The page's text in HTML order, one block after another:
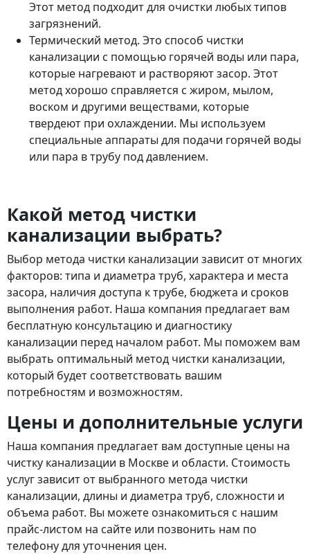
Этот метод подходит для очистки любых типов
загрязнений.
Термический метод. Это способ чистки
канализации с помощью горячей воды или пара,
которые нагревают и растворяют засор. Этот
метод хорошо справляется с жиром, мылом,
воском и другими веществами, которые
твердеют при охлаждении. Мы используем
специальные аппараты для подачи горячей воды
или пара в трубу под давлением.
Какой метод чистки
канализации выбрать?
Выбор метода чистки канализации зависит от многих
факторов: типа и диаметра труб, характера и места
засора, наличия доступа к трубе, бюджета и сроков
выполнения работ. Наша компания предлагает вам
бесплатную консультацию и диагностику
канализации перед началом работ. Мы поможем вам
выбрать оптимальный метод чистки канализации,
который будет соответствовать вашим
потребностям и возможностям.
Цены и дополнительные услуги
Наша компания предлагает вам доступные цены на
чистку канализации в Москве и области. Стоимость
услуг зависит от выбранного метода чистки
канализации, длины и диаметра труб, сложности и
объема работ. Вы можете ознакомиться с нашим
прайс-листом на сайте или позвонить нам по
телефону для уточнения цен.